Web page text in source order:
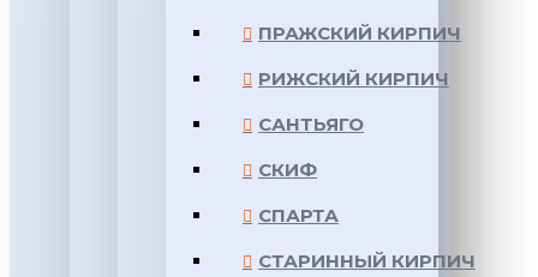
ПРАЖСКИЙ КИРПИЧ
РИЖСКИЙ КИРПИЧ
САНТЬЯГО
СКИФ
СПАРТА
СТАРИННЫЙ КИРПИЧ